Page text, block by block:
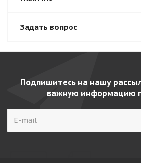
Задать вопрос
Подпишитесь на нашу
важную информацию